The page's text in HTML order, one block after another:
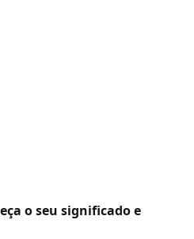
o seu significado e